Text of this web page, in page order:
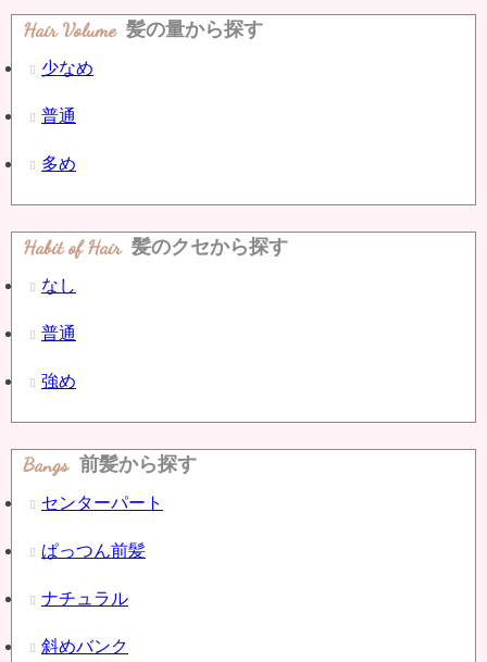
Hair Volume 髪の量から探す
少なめ
普通
多め
Habit of Hair 髪のクセから探す
なし
普通
強め
Bangs 前髪から探す
センターパート
ぱっつん前髪
ナチュラル
斜めバンク